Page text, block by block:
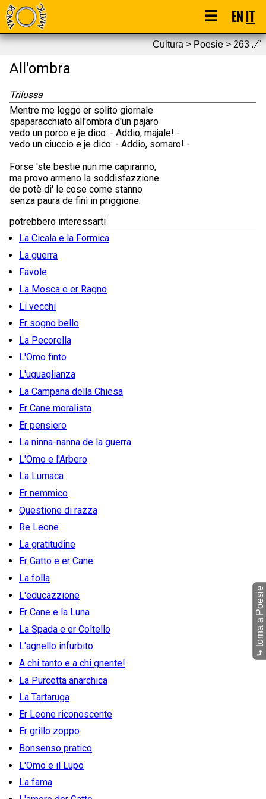
☰ ENIT
Cultura > Poesie > 263🔗
All'ombra
Trilussa
Mentre me leggo er solito giornale
spaparacchiato all'ombra d'un pajaro
vedo un porco e je dico: - Addio, majale! -
vedo un ciuccio e je dico: - Addio, somaro! -
Forse 'ste bestie nun me capiranno,
ma provo armeno la soddisfazzione
de potè di' le cose come stanno
senza paura de finì in priggione.
potrebbero interessarti
La Cicala e la Formica
La guerra
Favole
La Mosca e er Ragno
Li vecchi
Er sogno bello
La Pecorella
L'Omo finto
L'uguaglianza
La Campana della Chiesa
Er Cane moralista
Er pensiero
La ninna-nanna de la guerra
L'Omo e l'Arbero
La Lumaca
Er nemmico
Questione di razza
Re Leone
La gratitudine
Er Gatto e er Cane
La folla
L'educazzione
Er Cane e la Luna
La Spada e er Coltello
L'agnello infurbito
A chi tanto e a chi gnente!
La Purcetta anarchica
La Tartaruga
Er Leone riconoscente
Er grillo zoppo
Bonsenso pratico
L'Omo e il Lupo
La fama
⤷
torna a Poesie